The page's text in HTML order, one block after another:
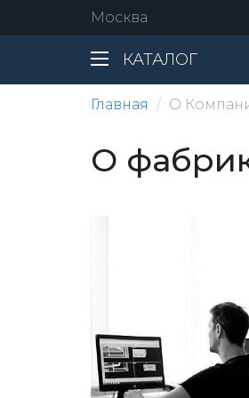
Москва
КАТАЛОГ
Главная О
О